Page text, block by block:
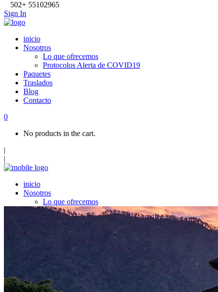
502+ 55102965
Sign In
inicio
Nosotros
Lo que ofrecemos
Protocolos Alerta de COVID19
Paquetes
Traslados
Blog
Contacto
0
No products in the cart.
|
|
inicio
Nosotros
Lo que ofrecemos
Protocolos Alerta de COVID19
Blog